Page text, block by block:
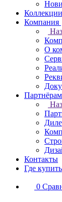
Коллекции
Компания
О
Партнёрам
Контакты
Где купить
0